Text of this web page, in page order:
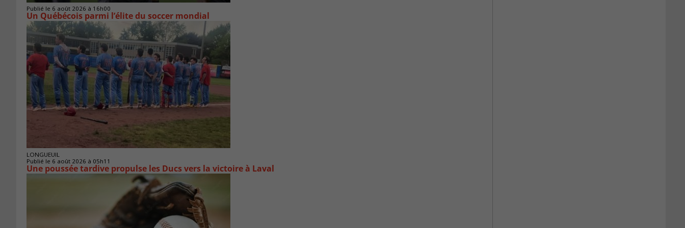
Publié le 6 août 2026 à 16h00
Un Québécois parmi l’élite du soccer mondial
LONGUEUIL
Publié le 6 août 2026 à 05h11
Une poussée tardive propulse les Ducs vers la victoire à Laval